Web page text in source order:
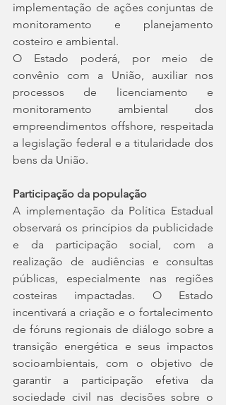
implementação de ações conjuntas de
monitoramento e planejamento
costeiro e ambiental.
O Estado poderá, por meio de
convênio com a União, auxiliar nos
processos de licenciamento e
monitoramento ambiental dos
empreendimentos offshore, respeitada
a legislação federal e a titularidade dos
bens da União.
Participação da população
A implementação da Política Estadual
observará os princípios da publicidade
e da participação social, com a
realização de audiências e consultas
públicas, especialmente nas regiões
costeiras impactadas. O Estado
incentivará a criação e o fortalecimento
de fóruns regionais de diálogo sobre a
transição energética e seus impactos
socioambientais, com o objetivo de
garantir a participação efetiva da
sociedade civil nas decisões sobre o